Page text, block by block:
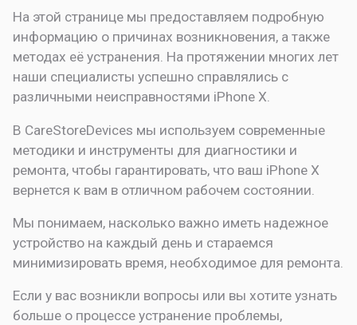
На этой странице мы предоставляем подробную
информацию о причинах возникновения, а также
методах её устранения. На протяжении многих лет
наши специалисты успешно справлялись с
различными неисправностями iPhone X.
В CareStoreDevices мы используем современные
методики и инструменты для диагностики и
ремонта, чтобы гарантировать, что ваш iPhone X
вернется к вам в отличном рабочем состоянии.
Мы понимаем, насколько важно иметь надежное
устройство на каждый день и стараемся
минимизировать время, необходимое для ремонта.
Если у вас возникли вопросы или вы хотите узнать
больше о процессе устранение проблемы,